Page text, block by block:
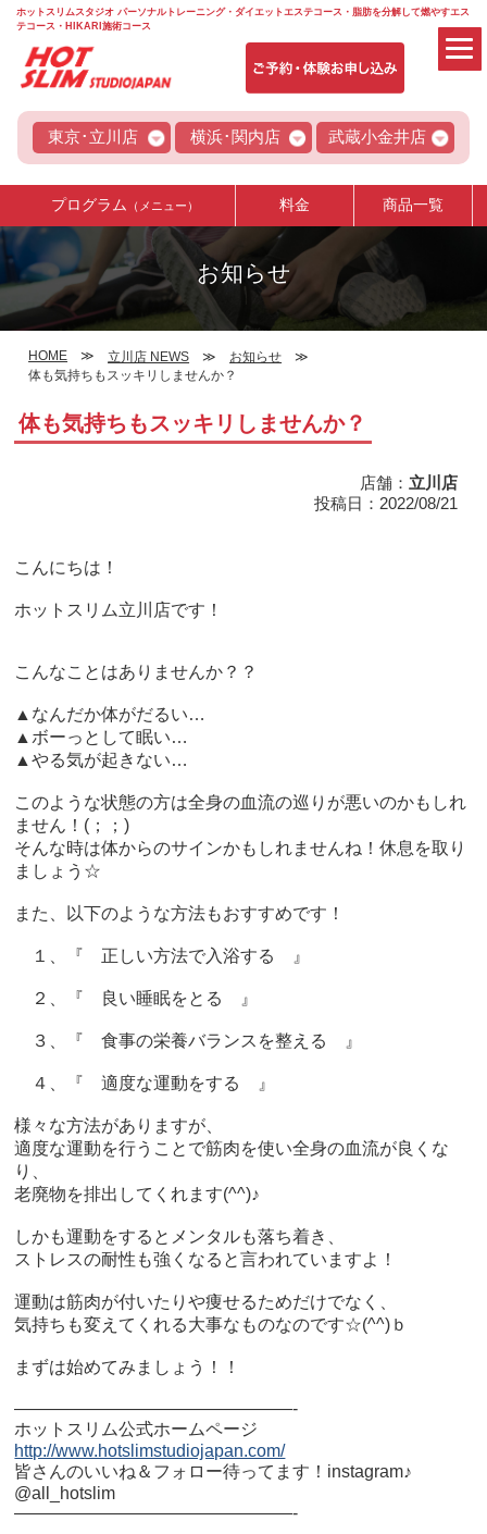
ホットスリムスタジオ パーソナルトレーニング・ダイエットエステコース・脂肪を分解して燃やすエス
テコース・HIKARI施術コース
東京･立川店 横浜･関内店 武蔵小金井店
プログラム （メニュー） 料金 商品一覧
お知らせ
HOME 立川店 NEWS
お知らせ
体も気持ちもスッキリしませんか？
体も気持ちもスッキリしませんか？
店舗： 立川店
投稿日：2022/08/21
こんにちは！
ホットスリム立川店です！
こんなことはありませんか？？
▲なんだか体がだるい…
▲ボーっとして眠い…
▲やる気が起きない…
このような状態の方は全身の血流の巡りが悪いのかもしれ
ません！(；；)
そんな時は体からのサインかもしれませんね！休息を取り
ましょう☆
また、以下のような方法もおすすめです！
１、『 正しい方法で入浴する 』
２、『 良い睡眠をとる 』
３、『 食事の栄養バランスを整える 』
４、『 適度な運動をする 』
様々な方法がありますが、
適度な運動を行うことで筋肉を使い全身の血流が良くな
り、
老廃物を排出してくれます(^^)♪
しかも運動をするとメンタルも落ち着き、
ストレスの耐性も強くなると言われていますよ！
運動は筋肉が付いたりや痩せるためだけでなく、
気持ちも変えてくれる大事なものなのです☆(^^)ｂ
まずは始めてみましょう！！
————————————————-
ホットスリム公式ホームページ
http://www.hotslimstudiojapan.com/
皆さんのいいね＆フォロー待ってます！instagram♪
@all_hotslim
————————————————-